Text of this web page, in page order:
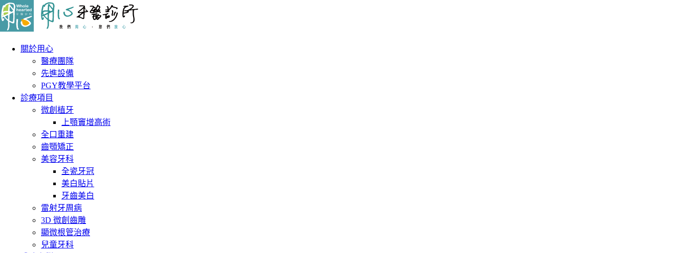
關於用心
醫療團隊
先進設備
PGY教學平台
診療項目
微創植牙
上顎竇增高術
全口重建
齒顎矯正
美容牙科
全瓷牙冠
美白貼片
牙齒美白
雷射牙周病
3D 微創齒雕
顯微根管治療
兒童牙科